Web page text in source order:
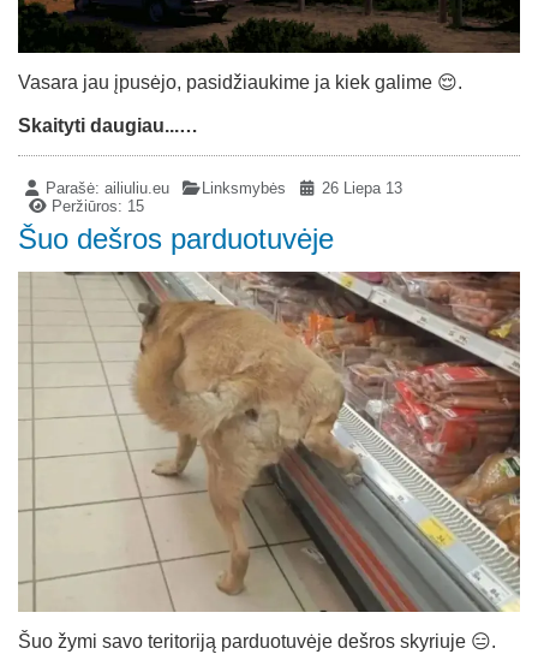
Vasara jau įpusėjo, pasidžiaukime ja kiek galime 😌.
Skaityti daugiau...…
Parašė:ailiuliu.eu Linksmybės
26 Liepa 13
Peržiūros: 15
Šuo dešros parduotuvėje
Šuo žymi savo teritoriją parduotuvėje dešros skyriuje 😑.